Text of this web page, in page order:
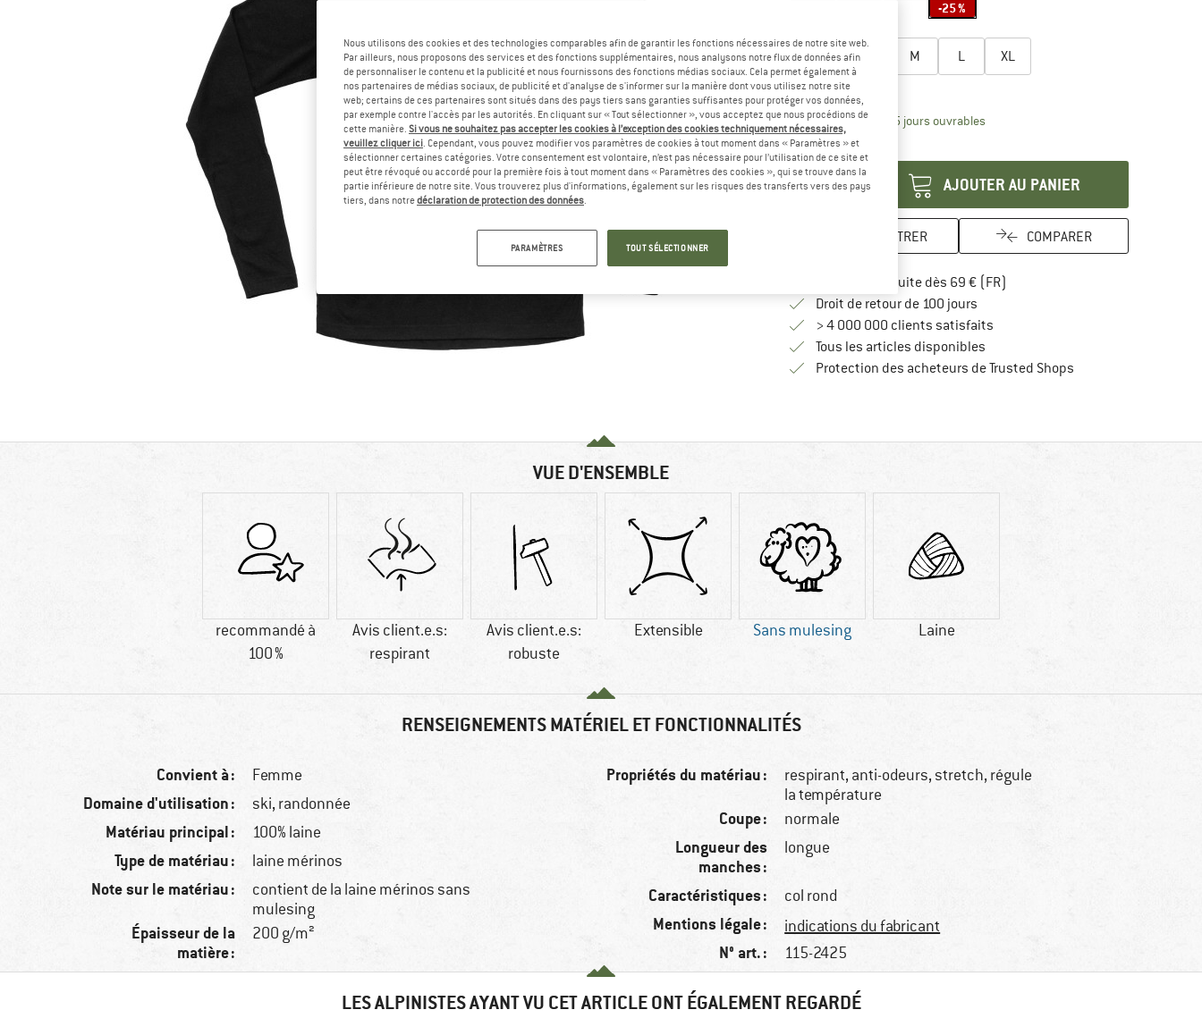
-25 %
XS S M L XL
Guide des tailles
Délai de livraison: 3-5 jours ouvrablesLe lien s'ouvre dans une boîte
Quantité:
AJOUTER AU PANIER
ENREGISTRER COMPARER
Livraison gratuite dès 69 € (FR)
Droit de retour de 100 joursTrouve les informations de
> 4 000 000 clients satisfaits
Tous les articles disponibles
Protection des acheteurs de Trusted ShopsTrouve toutes les
VUE D'ENSEMBLE
recommandé à
100 %
Avis client.e.s:
respirant
Avis client.e.s:
robuste
Extensible Sans mulesing Laine
RENSEIGNEMENTS MATÉRIEL ET FONCTIONNALITÉS
Convient à : Femme
Domaine d'utilisation : ski, randonnée
Matériau principal : 100% laine
Type de matériau : laine mérinos
Note sur le matériau :
contient de la laine mérinos sans
mulesing
Épaisseur de la
matière :
200 g/m²
Propriétés du matériau :
respirant, anti-odeurs, stretch, régule
la température
Coupe : normale
Longueur des
manches :
longue
Caractéristiques : col rond
Mentions légale : indications du fabricant
N° art. : 115-2425
LES ALPINISTES AYANT VU CET ARTICLE ONT ÉGALEMENT REGARDÉ
Nous utilisons des cookies et des technologies comparables afin de garantir les fonctions nécessaires de notre site web.
Par ailleurs, nous proposons des services et des fonctions supplémentaires, nous analysons notre flux de données afin
de personnaliser le contenu et la publicité et nous fournissons des fonctions médias sociaux. Cela permet également à
nos partenaires de médias sociaux, de publicité et d'analyse de s'informer sur la manière dont vous utilisez notre site
web; certains de ces partenaires sont situés dans des pays tiers sans garanties suffisantes pour protéger vos données,
par exemple contre l'accès par les autorités. En cliquant sur « Tout sélectionner », vous acceptez que nous procédions de
cette manière. Si vous ne souhaitez pas accepter les cookies à l’exception des cookies techniquement nécessaires,
veuillez cliquer ici. Cependant, vous pouvez modifier vos paramètres de cookies à tout moment dans « Paramètres » et
sélectionner certaines catégories. Votre consentement est volontaire, n’est pas nécessaire pour l’utilisation de ce site et
peut être révoqué ou accordé pour la première fois à tout moment dans « Paramètres des cookies », qui se trouve dans la
partie inférieure de notre site. Vous trouverez plus d'informations, également sur les risques des transferts vers des pays
tiers, dans notredéclaration de protection des données.
PARAMÈTRES TOUT SÉLECTIONNER